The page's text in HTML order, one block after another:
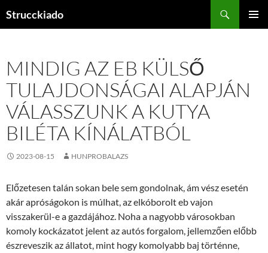
Strucckiado
MINDIG AZ EB KÜLSŐ
TULAJDONSÁGAI ALAPJÁN
VÁLASSZUNK A KUTYA
BILÉTA KÍNÁLATBÓL
2023-08-15 HUNPROBALAZS
Előzetesen talán sokan bele sem gondolnak, ám vész esetén
akár apróságokon is múlhat, az elkóborolt eb vajon
visszakerül-e a gazdájához. Noha a nagyobb városokban
komoly kockázatot jelent az autós forgalom, jellemzően előbb
észreveszik az állatot, mint hogy komolyabb baj történne,